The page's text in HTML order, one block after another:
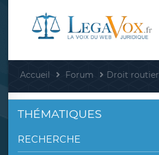
Accueil Forum Droit routier
THÉMATIQUES